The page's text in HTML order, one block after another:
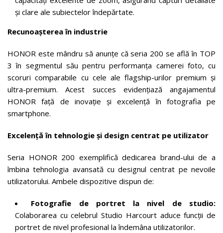
și clare ale subiectelor îndepărtate.
Recunoașterea în industrie
HONOR este mândru să anunțe că seria 200 se află în TOP
3 în segmentul său pentru performanța camerei foto, cu
scoruri comparabile cu cele ale flagship-urilor premium și
ultra-premium. Acest succes evidențiază angajamentul
HONOR față de inovație și excelență în fotografia pe
smartphone.
Excelență în tehnologie și design centrat pe utilizator
Seria HONOR 200 exemplifică dedicarea brand-ului de a
îmbina tehnologia avansată cu designul centrat pe nevoile
utilizatorului. Ambele dispozitive dispun de:
Fotografie de portret la nivel de studio:
Colaborarea cu celebrul Studio Harcourt aduce funcții de
portret de nivel profesional la îndemâna utilizatorilor.